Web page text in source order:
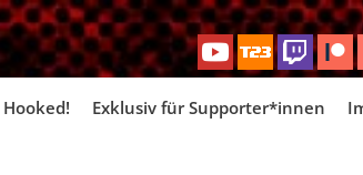
Exklusiv für Supporter*innen